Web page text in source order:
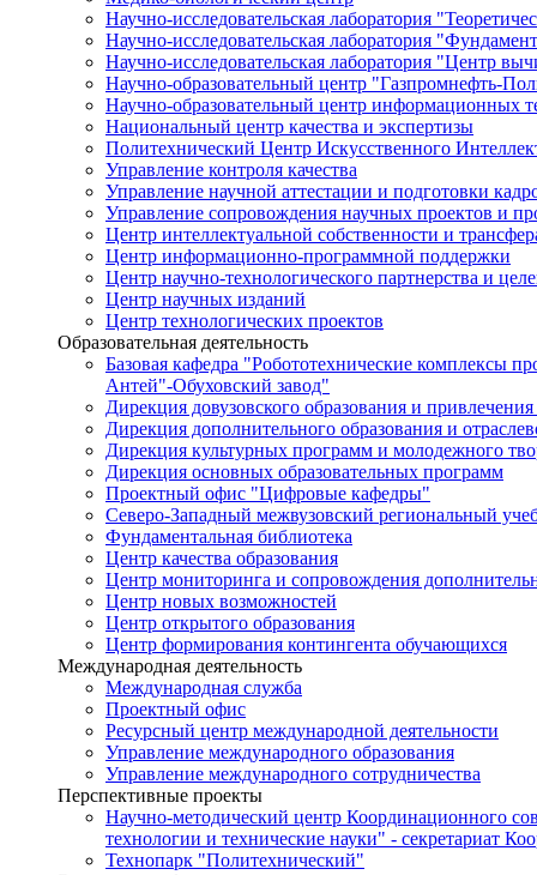
Научно-исследовательская лаборатория
Научно-исследовательская лаборатория
Научно-исследовательская лаборатория "Центр
Научно-образовательный центр "Газпромнефть-
Научно-образовательный центр информационных
Национальный центр качества и экспертизы
Политехнический Центр Искусственного
Управление контроля качества
Управление научной аттестации и подготовки
Управление сопровождения научных проектов и
Центр интеллектуальной собственности и
Центр информационно-программной поддержки
Центр научно-технологического партнерства и
Центр научных изданий
Центр технологических проектов
Образовательная деятельность
Базовая кафедра "Робототехнические комплексы
Антей"-Обуховский завод"
Дирекция довузовского образования и привлечения
Дирекция дополнительного образования и
Дирекция культурных программ и молодежного
Дирекция основных образовательных программ
Проектный офис "Цифровые кафедры"
Северо-Западный межвузовский региональный
Фундаментальная библиотека
Центр качества образования
Центр мониторинга и сопровождения
Центр новых возможностей
Центр открытого образования
Центр формирования контингента обучающихся
Международная деятельность
Международная служба
Проектный офис
Ресурсный центр международной деятельности
Управление международного образования
Управление международного сотрудничества
Перспективные проекты
Научно-методический центр Координационного
технологии и технические науки" - секретариат
Технопарк "Политехнический"